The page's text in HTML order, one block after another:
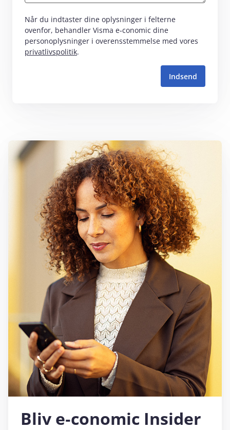
Når du indtaster dine oplysninger i felterne
ovenfor, behandler Visma e‑conomic dine
personoplysninger i overensstemmelse med vores
privatlivspolitik.
Bliv e‑conomic Insider